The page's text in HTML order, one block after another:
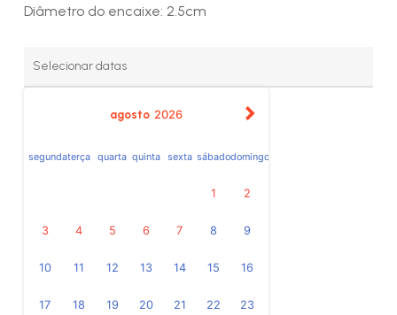
Diâmetro do encaixe: 2.5cm
agosto 2026
segundaterça quarta quinta sexta sábadodomingo
1 2
3 4 5 6 7 8 9
10 11 12 13 14 15 16
17 18 19 20 21 22 23